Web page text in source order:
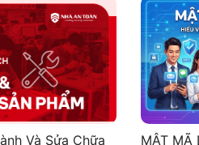
Và Sửa Chữa
MẬT MÃ